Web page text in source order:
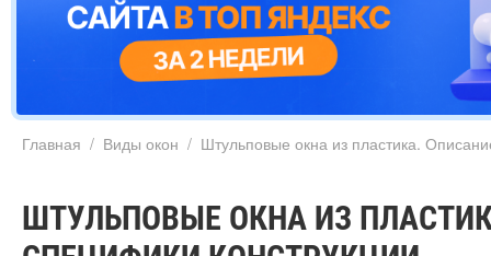
Главная / Виды окон / Штульповые окна из пластика.
ШТУЛЬПОВЫЕ ОКНА ИЗ